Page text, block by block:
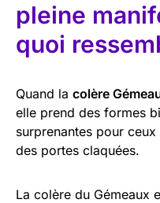
pleine
quoi
Quand la colère
elle prend des formes
surprenantes pour
des portes claquées.
La colère du Gémeaux